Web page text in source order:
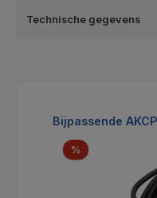
Technische gegevens
Productgalerij
Bijpassende
%Korting